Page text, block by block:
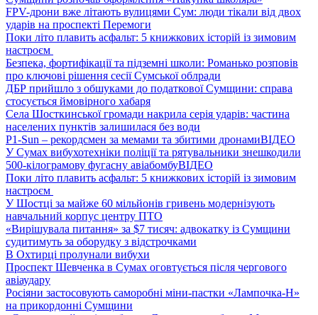
FPV-дрони вже літають вулицями Сум: люди тікали від двох
ударів на проспекті Перемоги
Поки літо плавить асфальт: 5 книжкових історій із зимовим
настроєм
Безпека, фортифікації та підземні школи: Романько розповів
про ключові рішення сесії Сумської облради
ДБР прийшло з обшуками до податкової Сумщини: справа
стосується ймовірного хабаря
Села Шосткинської громади накрила серія ударів: частина
населених пунктів залишилася без води
P1-Sun – рекордсмен за мемами та збитими дронамиВІДЕО
У Сумах вибухотехніки поліції та рятувальники знешкодили
500-кілограмову фугасну авіабомбуВІДЕО
Поки літо плавить асфальт: 5 книжкових історій із зимовим
настроєм
У Шостці за майже 60 мільйонів гривень модернізують
навчальний корпус центру ПТО
«Вирішувала питання» за $7 тисяч: адвокатку із Сумщини
судитимуть за оборудку з відстрочками
В Охтирці пролунали вибухи
Проспект Шевченка в Сумах оговтується після чергового
авіаудару
Росіяни застосовують саморобні міни-пастки «Лампочка-Н»
на прикордонні Сумщини